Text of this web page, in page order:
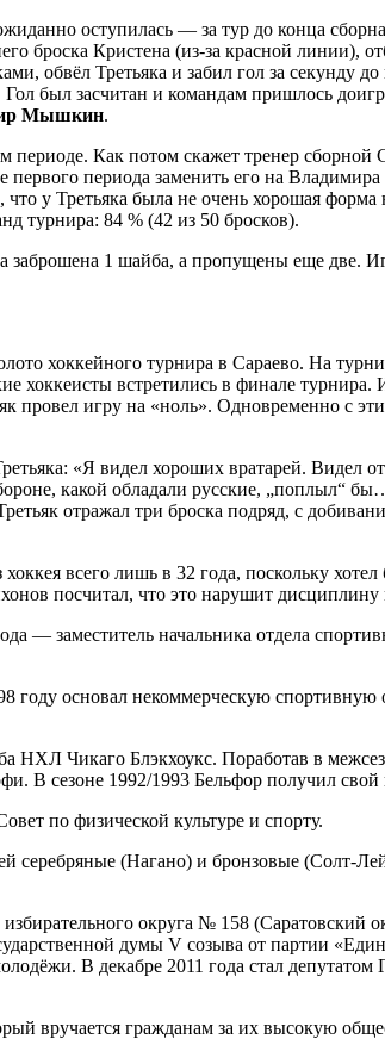
оступилась — за тур до конца
броска Кристена (из-за красной
обвёл Третьяка и забил гол за секунду
был засчитан и командам пришлось
Мышкин.
периоде. Как потом скажет тренер
первого периода заменить его на
у Третьяка была не очень хорошая форма
турнира: 84 % (42 из 50 бросков).
1 шайба, а пропущены еще две.
хоккейного турнира в Сараево. На
хоккеисты встретились в финале
провел игру на «ноль». Одновременно с
«Я видел хороших вратарей. Видел
какой обладали русские, „поплыл“
отражал три броска подряд, с
всего лишь в 32 года, поскольку
посчитал, что это нарушит дисциплину
заместитель начальника отдела
году основал некоммерческую
НХЛ Чикаго Блэкхоукс. Поработав в
В сезоне 1992/1993 Бельфор получил свой
по физической культуре и спорту.
серебряные (Нагано) и бронзовые (Солт-
округа № 158 (Саратовский
думы V созыва от партии
В декабре 2011 года стал
вручается гражданам за их высокую